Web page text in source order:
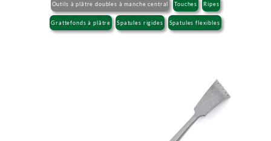
Outils à plâtre doubles à manche central Touches Ripes
Grattefonds à plâtre Spatules rigides Spatules flexibles